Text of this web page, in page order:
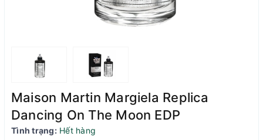
Maison Martin Margiela Replica
Dancing On The Moon EDP
Tình trạng: Hết hàng